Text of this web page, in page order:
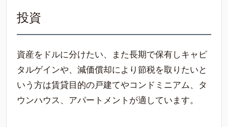
投資
資産をドルに分けたい、また長期で保有しキャピ
タルゲインや、減価償却により節税を取りたいと
いう方は賃貸目的の戸建てやコンドミニアム、タ
ウンハウス、アパートメントが適しています。